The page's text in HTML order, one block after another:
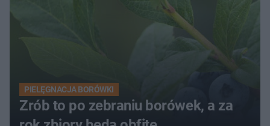
PIELĘGNACJA BORÓWKI
Zrób to po zebraniu borówek, a za